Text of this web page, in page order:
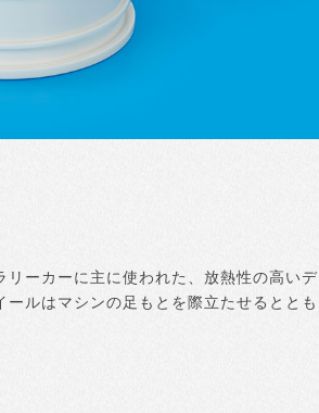
リーカーに主に使われた、放熱性の高いデ
ルはマシンの足もとを際立たせるととも